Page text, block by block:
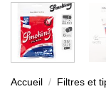
Accueil / Filtres et